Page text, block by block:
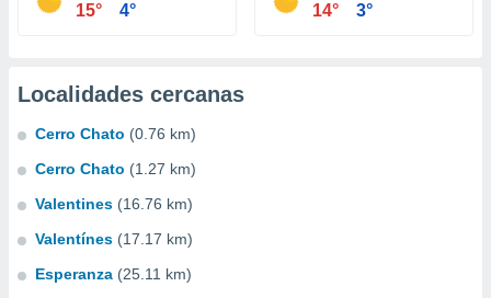
15° 4° 14° 3°
Localidades cercanas
Cerro Chato (0.76 km)
Cerro Chato (1.27 km)
Valentines (16.76 km)
Valentínes (17.17 km)
Esperanza (25.11 km)